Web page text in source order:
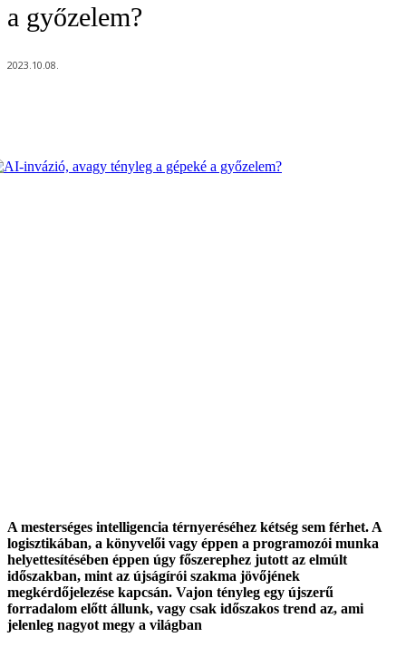
a győzelem?
2023.10.08.
A mesterséges intelligencia térnyeréséhez kétség sem férhet. A
logisztikában, a könyvelői vagy éppen a programozói munka
helyettesítésében éppen úgy főszerephez jutott az elmúlt
időszakban, mint az újságírói szakma jövőjének
megkérdőjelezése kapcsán. Vajon tényleg egy újszerű
forradalom előtt állunk, vagy csak időszakos trend az, ami
jelenleg nagyot megy a világban